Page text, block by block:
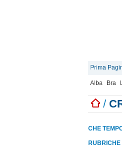
Prima
Alba Bra
/
CHE
RUBRICHE